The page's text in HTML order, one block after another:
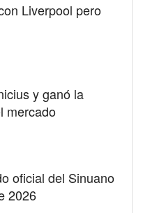
Liverpool pero
y ganó la
mercado
oficial del Sinuano
2026